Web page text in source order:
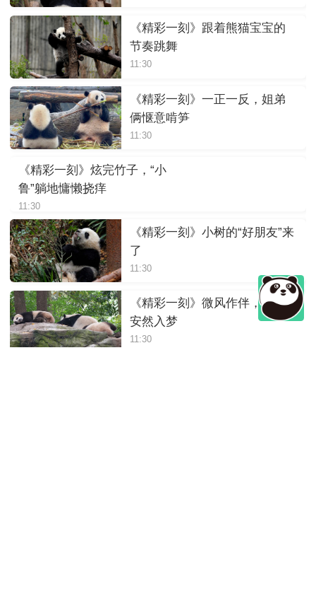
《精彩一刻》跟着熊猫宝宝的
节奏跳舞
11:30
《精彩一刻》一正一反，姐弟
俩惬意啃笋
11:30
《精彩一刻》炫完竹子，“小
鲁”躺地慵懒挠痒
11:30
《精彩一刻》小树的“好朋友”来
了
11:30
《精彩一刻》微风作伴，三熊
安然入梦
11:30